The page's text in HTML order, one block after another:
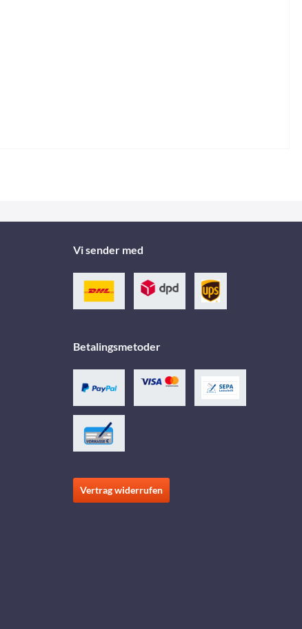
Vi sender med
Betalingsmetoder
Vertrag widerrufen